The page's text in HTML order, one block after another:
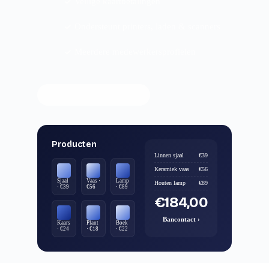
Producten
Sjaal
· €39
Vaas ·
€56
Lamp
· €89
Kaars
· €24
Plant
· €18
Boek
· €22
Linnen sjaal €39
Keramiek vaas €56
Houten lamp €89
€184,00
Bancontact ›